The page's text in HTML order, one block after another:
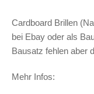
Cardboard Brillen
bei Ebay oder als
Bausatz fehlen aber
Mehr Infos: